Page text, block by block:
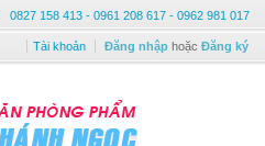
0827 158 413 - 0961 208 617 - 0962 981 017
Tài khoản Đăng nhập hoặc Đăng ký